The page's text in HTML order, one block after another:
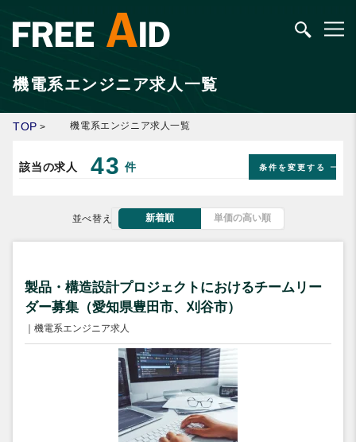
機電系エンジニア求人一覧
TOP > 機電系エンジニア求人一覧
該当の求人 43 件 条件を変更する
並べ替え 新着順 単価の高い順
製品・構造設計プロジェクトにおけるチームリー
ダー募集（愛知県豊田市、刈谷市）
｜機電系エンジニア求人